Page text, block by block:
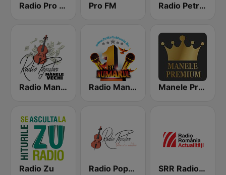
Radio Pro Manele Pro FM Radio Petrecere Romania
Radio Manele Vechi Romania Radio Manele Manele Premium
Radio Zu Radio Popular Petrecere SRR Radio România Actualităţi